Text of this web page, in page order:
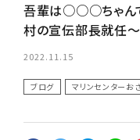
吾輩は○○○ちゃんで
村の宣伝部長就任～
2022.11.15
ブログ マリンセンターお